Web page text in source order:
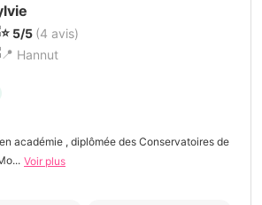
5/5 (4 avis)
Hannut
académie , diplômée des Conservatoires de
Voir plus